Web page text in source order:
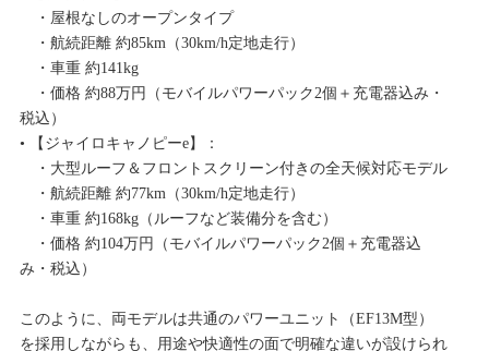
・屋根なしのオープンタイプ
・航続距離 約85km（30km/h定地走行）
・車重 約141kg
・価格 約88万円（モバイルパワーパック2個＋充電器込み・
税込）
• 【ジャイロキャノピーe】：
・大型ルーフ＆フロントスクリーン付きの全天候対応モデル
・航続距離 約77km（30km/h定地走行）
・車重 約168kg（ルーフなど装備分を含む）
・価格 約104万円（モバイルパワーパック2個＋充電器込
み・税込）
このように、両モデルは共通のパワーユニット（EF13M型）
を採用しながらも、用途や快適性の面で明確な違いが設けられ